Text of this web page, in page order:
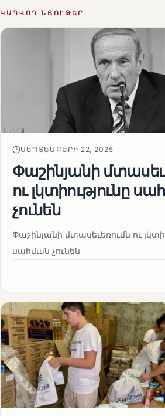
ԿԱՊՎՈՂ ՆՅՈՒԹԵՐ
ՍԵՊՏԵՄԲԵՐԻ 22, 2025
Փաշինյանի
ու լկտիությունը
չունեն
Փաշինյանի մտասեւեռումն ու
սահման չունեն